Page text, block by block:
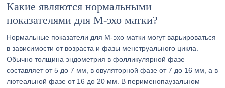
Какие являются нормальными
показателями для М-эхо матки?
Нормальные показатели для М-эхо матки могут варьироваться
в зависимости от возраста и фазы менструального цикла.
Обычно толщина эндометрия в фолликулярной фазе
составляет от 5 до 7 мм, в овуляторной фазе от 7 до 16 мм, а в
лютеальной фазе от 16 до 20 мм. В перименопаузальном